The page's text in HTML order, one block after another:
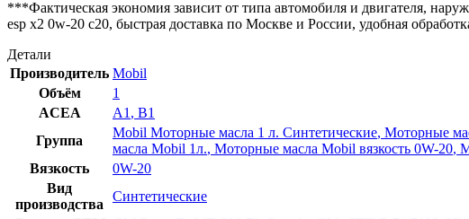
***Фактическая экономия зависит от типа автомобиля и двигателя,
esp x2 0w-20 c20, быстрая доставка по Москве и России, удобная
Детали
Производитель Mobil
Объём
1
ACEA
A1 , B1
Группа
Mobil Моторные масла 1 л. Синтетические, Моторные
масла Mobil 1л., Моторные масла Mobil вязкость 0W-20,
Вязкость
0W-20
Вид
производства
Синтетические